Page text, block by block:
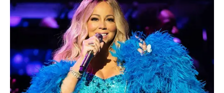
Familie viele Bade-, Spiel- und Spaßmöglichkeiten.
Informationen unterwww.calevornia.de.
Freizeitbad Aqualand - Am nördlichen Stadtrand von
Köln bietet die Badewelt des Aqualands vielseitige
Angebote mit Rutschen, Sprudelbecken,
Erlebnisgrotte, Salzgrotte, Strömungskanal und
Saunawelt, bei Wassertemperaturen bis zu 31°C.